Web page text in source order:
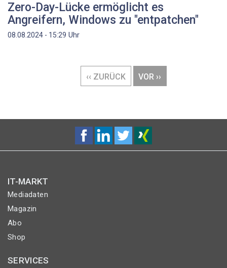
Zero-Day-Lücke ermöglicht es
Angreifern, Windows zu "entpatchen"
08.08.2024 - 15:29 Uhr
VORHERIGE
SEITE
‹‹ ZURÜCK
NÄCHSTE
SEITE
VOR ››
IT-MARKT
Mediadaten
Magazin
Abo
Shop
SERVICES